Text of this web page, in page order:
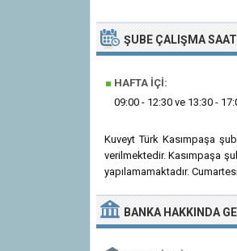
ŞUBE ÇALIŞMA
■ HAFTA İÇI:
09:00 - 12:30 ve 13:30 -
Kuveyt Türk Kasımpaşa
verilmektedir. Kasımpaşa
yapılamamaktadır.
BANKA HAKKINDA